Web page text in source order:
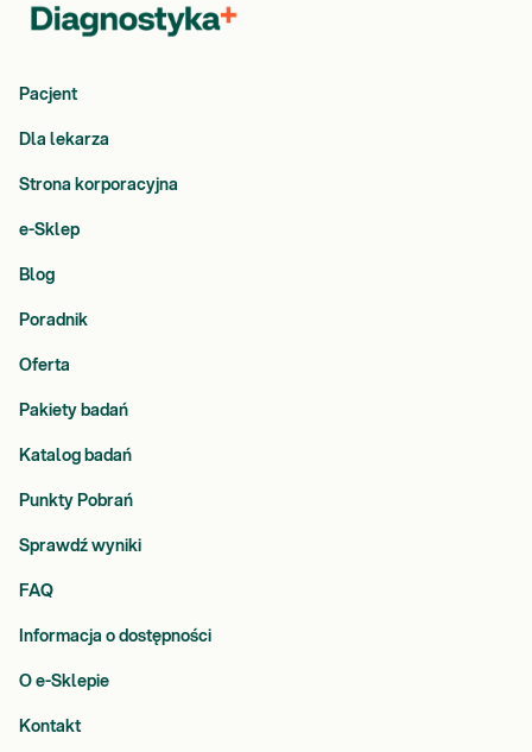
Pacjent
Dla lekarza
Strona korporacyjna
e-Sklep
Blog
Poradnik
Oferta
Pakiety badań
Katalog badań
Punkty Pobrań
Sprawdź wyniki
FAQ
Informacja o dostępności
O e-Sklepie
Kontakt